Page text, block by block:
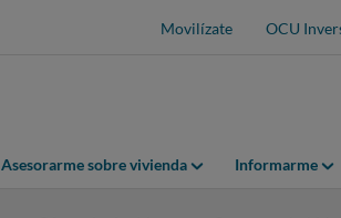
Movilízate OCU
Asesorarme sobre vivienda Informarme